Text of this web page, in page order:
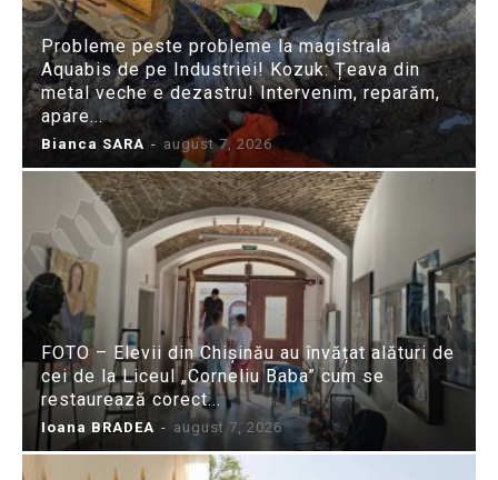
Probleme peste probleme la magistrala
Aquabis de pe Industriei! Kozuk: Țeava din
metal veche e dezastru! Intervenim, reparăm,
apare...
Bianca SARA - august 7, 2026
FOTO – Elevii din Chișinău au învățat alături de
cei de la Liceul „Corneliu Baba” cum se
restaurează corect...
Ioana BRADEA - august 7, 2026